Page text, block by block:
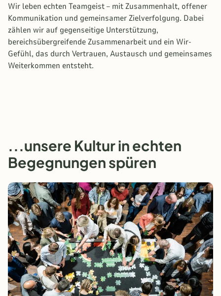
Wir leben echten Teamgeist – mit Zusammenhalt, offener
Kommunikation und gemeinsamer Zielverfolgung. Dabei
zählen wir auf gegenseitige Unterstützung,
bereichsübergreifende Zusammenarbeit und ein Wir-
Gefühl, das durch Vertrauen, Austausch und gemeinsames
Weiterkommen entsteht.
...unsere Kultur in echten
Begegnungen spüren